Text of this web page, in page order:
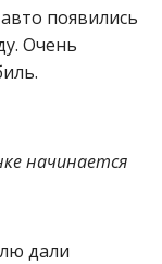
появились
Очень
начинается
дали